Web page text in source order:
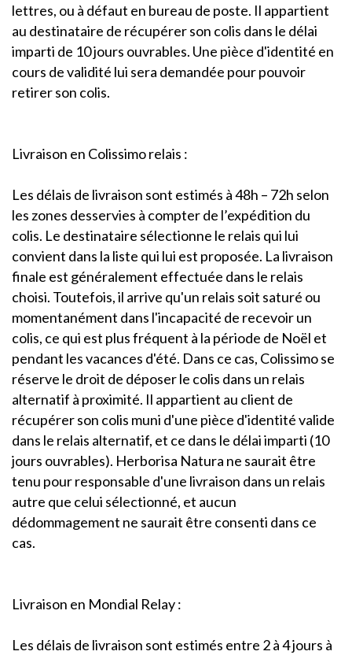
lettres, ou à défaut en bureau de poste. Il appartient
au destinataire de récupérer son colis dans le délai
imparti de 10 jours ouvrables. Une pièce d'identité en
cours de validité lui sera demandée pour pouvoir
retirer son colis.
Livraison en Colissimo relais :
Les délais de livraison sont estimés à 48h – 72h selon
les zones desservies à compter de l’expédition du
colis. Le destinataire sélectionne le relais qui lui
convient dans la liste qui lui est proposée. La livraison
finale est généralement effectuée dans le relais
choisi. Toutefois, il arrive qu'un relais soit saturé ou
momentanément dans l'incapacité de recevoir un
colis, ce qui est plus fréquent à la période de Noël et
pendant les vacances d'été. Dans ce cas, Colissimo se
réserve le droit de déposer le colis dans un relais
alternatif à proximité. Il appartient au client de
récupérer son colis muni d'une pièce d'identité valide
dans le relais alternatif, et ce dans le délai imparti (10
jours ouvrables). Herborisa Natura ne saurait être
tenu pour responsable d'une livraison dans un relais
autre que celui sélectionné, et aucun
dédommagement ne saurait être consenti dans ce
cas.
Livraison en Mondial Relay :
Les délais de livraison sont estimés entre 2 à 4 jours à